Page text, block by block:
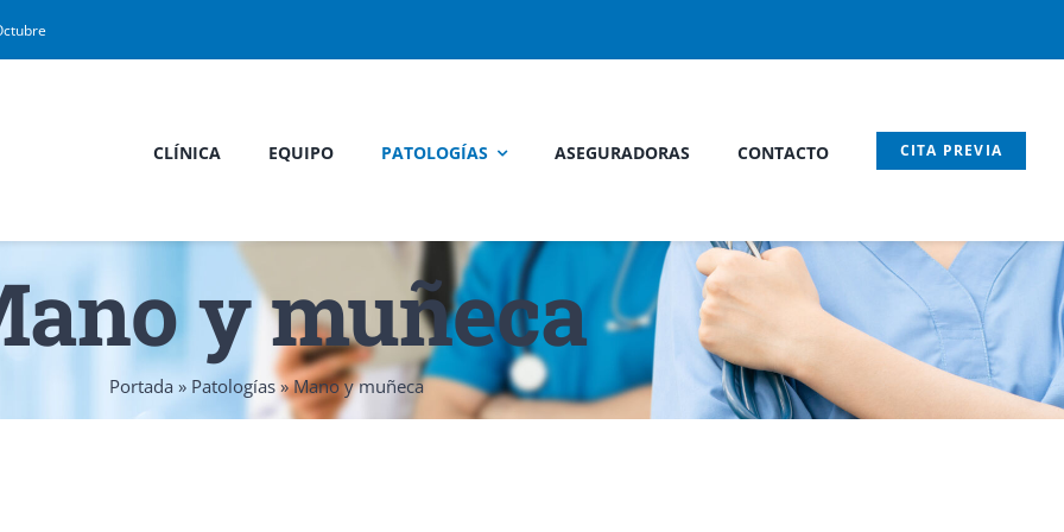
CLÍNICA EQUIPO PATOLOGÍAS ASEGURADORAS CONTACTO CITA PREVIA
y muñeca
Portada » Patologías»Mano y muñeca